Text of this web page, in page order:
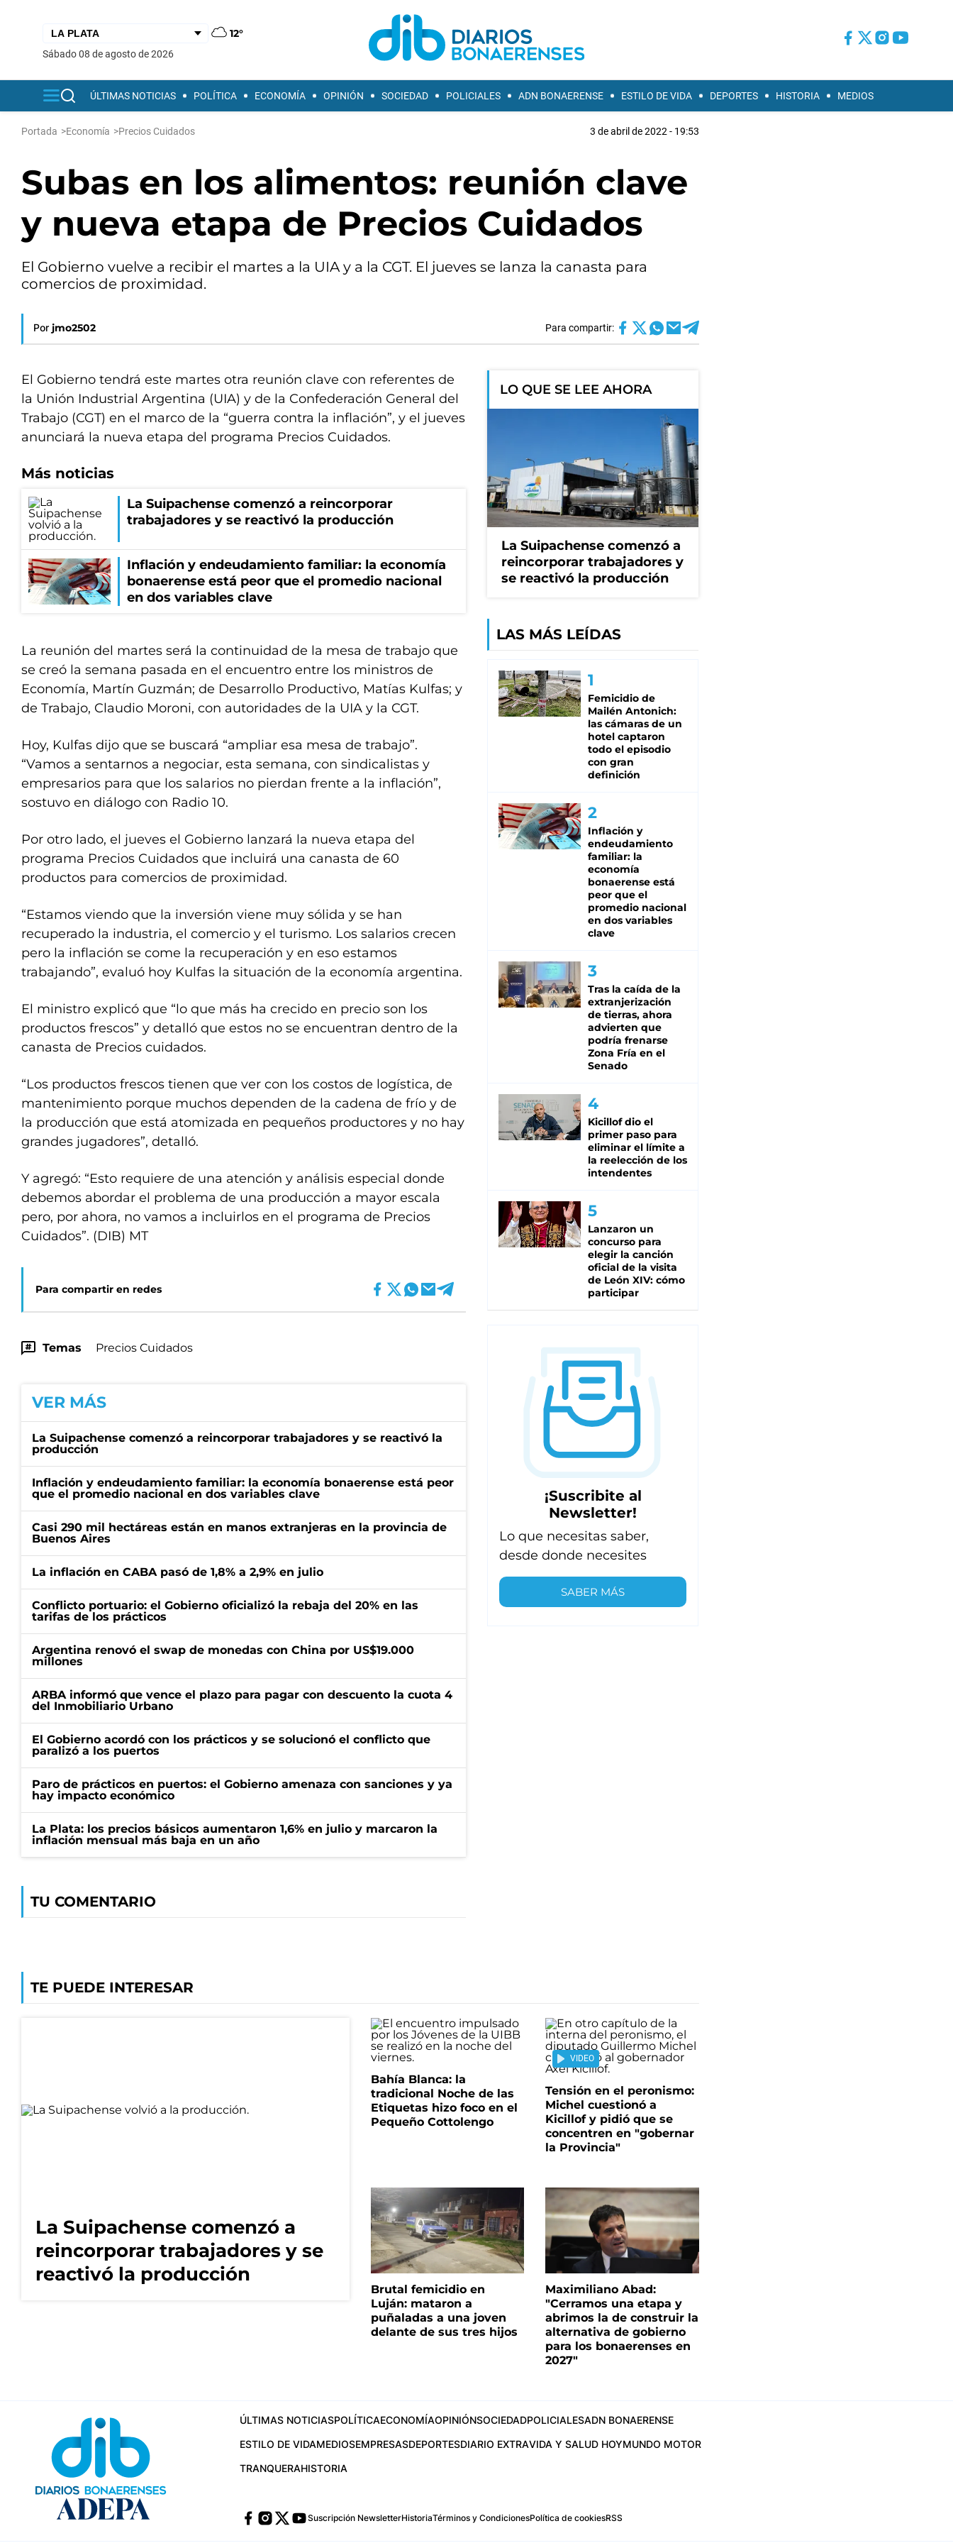
12°
sábado 08 de agosto de 2026
ÚLTIMAS NOTICIAS POLÍTICA ECONOMÍA OPINIÓN SOCIEDAD POLICIALES ADN BONAERENSE ESTILO DE VIDA DEPORTES HISTORIA MEDIOS
Portada >Economía >Precios Cuidados 3 de abril de 2022 - 19:53
Subas en los alimentos: reunión clave
y nueva etapa de Precios Cuidados
El Gobierno vuelve a recibir el martes a la UIA y a la CGT. El jueves se lanza la canasta para
comercios de proximidad.
Por jmo2502 Para compartir:
El Gobierno tendrá este martes otra reunión clave con referentes de
la Unión Industrial Argentina (UIA) y de la Confederación General del
Trabajo (CGT) en el marco de la “guerra contra la inflación”, y el jueves
anunciará la nueva etapa del programa Precios Cuidados.
Más noticias
La Suipachense comenzó a reincorporar
trabajadores y se reactivó la producción
Inflación y endeudamiento familiar: la economía
bonaerense está peor que el promedio nacional
en dos variables clave
La reunión del martes será la continuidad de la mesa de trabajo que
se creó la semana pasada en el encuentro entre los ministros de
Economía, Martín Guzmán; de Desarrollo Productivo, Matías Kulfas; y
de Trabajo, Claudio Moroni, con autoridades de la UIA y la CGT.
Hoy, Kulfas dijo que se buscará “ampliar esa mesa de trabajo”.
“Vamos a sentarnos a negociar, esta semana, con sindicalistas y
empresarios para que los salarios no pierdan frente a la inflación”,
sostuvo en diálogo con Radio 10.
Por otro lado, el jueves el Gobierno lanzará la nueva etapa del
programa Precios Cuidados que incluirá una canasta de 60
productos para comercios de proximidad.
“Estamos viendo que la inversión viene muy sólida y se han
recuperado la industria, el comercio y el turismo. Los salarios crecen
pero la inflación se come la recuperación y en eso estamos
trabajando”, evaluó hoy Kulfas la situación de la economía argentina.
El ministro explicó que “lo que más ha crecido en precio son los
productos frescos” y detalló que estos no se encuentran dentro de la
canasta de Precios cuidados.
“Los productos frescos tienen que ver con los costos de logística, de
mantenimiento porque muchos dependen de la cadena de frío y de
la producción que está atomizada en pequeños productores y no hay
grandes jugadores”, detalló.
Y agregó: “Esto requiere de una atención y análisis especial donde
debemos abordar el problema de una producción a mayor escala
pero, por ahora, no vamos a incluirlos en el programa de Precios
Cuidados”. (DIB) MT
Para compartir en redes
Temas Precios Cuidados
VER MÁS
La Suipachense comenzó a reincorporar trabajadores y se reactivó la
producción
Inflación y endeudamiento familiar: la economía bonaerense está peor
que el promedio nacional en dos variables clave
Casi 290 mil hectáreas están en manos extranjeras en la provincia de
Buenos Aires
La inflación en CABA pasó de 1,8% a 2,9% en julio
Conflicto portuario: el Gobierno oficializó la rebaja del 20% en las
tarifas de los prácticos
Argentina renovó el swap de monedas con China por US$19.000
millones
ARBA informó que vence el plazo para pagar con descuento la cuota 4
del Inmobiliario Urbano
El Gobierno acordó con los prácticos y se solucionó el conflicto que
paralizó a los puertos
Paro de prácticos en puertos: el Gobierno amenaza con sanciones y ya
hay impacto económico
La Plata: los precios básicos aumentaron 1,6% en julio y marcaron la
inflación mensual más baja en un año
TU COMENTARIO
LO QUE SE LEE AHORA
La Suipachense comenzó a
reincorporar trabajadores y
se reactivó la producción
LAS MÁS LEÍDAS
Femicidio de
Mailén Antonich:
las cámaras de un
hotel captaron
todo el episodio
con gran
definición
Inflación y
endeudamiento
familiar: la
economía
bonaerense está
peor que el
promedio nacional
en dos variables
clave
Tras la caída de la
extranjerización
de tierras, ahora
advierten que
podría frenarse
Zona Fría en el
Senado
Kicillof dio el
primer paso para
eliminar el límite a
la reelección de los
intendentes
Lanzaron un
concurso para
elegir la canción
oficial de la visita
de León XIV: cómo
participar
¡Suscribite al
Newsletter!
Lo que necesitas saber,
desde donde necesites
SABER MÁS
TE PUEDE INTERESAR
La Suipachense comenzó a
reincorporar trabajadores y se
reactivó la producción
Bahía Blanca: la
tradicional Noche de las
Etiquetas hizo foco en el
Pequeño Cottolengo
VIDEO
Tensión en el peronismo:
Michel cuestionó a
Kicillof y pidió que se
concentren en "gobernar
la Provincia"
Brutal femicidio en
Luján: mataron a
puñaladas a una joven
delante de sus tres hijos
Maximiliano Abad:
"Cerramos una etapa y
abrimos la de construir la
alternativa de gobierno
para los bonaerenses en
2027"
ÚLTIMAS NOTICIASPOLÍTICAECONOMÍAOPINIÓNSOCIEDADPOLICIALESADN BONAERENSE
ESTILO DE VIDAMEDIOSEMPRESASDEPORTESDIARIO EXTRAVIDA Y SALUD HOYMUNDO MOTOR
TRANQUERAHISTORIA
Suscripción NewsletterHistoriaTérminos y CondicionesPolítica de cookiesRSS